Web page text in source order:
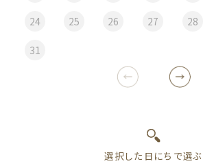
24 25 26 27 28
31